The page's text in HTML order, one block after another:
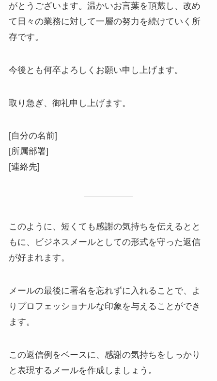
がとうございます。温かいお言葉を頂戴し、改め
て日々の業務に対して一層の努力を続けていく所
存です。
今後とも何卒よろしくお願い申し上げます。
取り急ぎ、御礼申し上げます。
[自分の名前]
[所属部署]
[連絡先]
このように、短くても感謝の気持ちを伝えるとと
もに、ビジネスメールとしての形式を守った返信
が好まれます。
メールの最後に署名を忘れずに入れることで、よ
りプロフェッショナルな印象を与えることができ
ます。
この返信例をベースに、感謝の気持ちをしっかり
と表現するメールを作成しましょう。